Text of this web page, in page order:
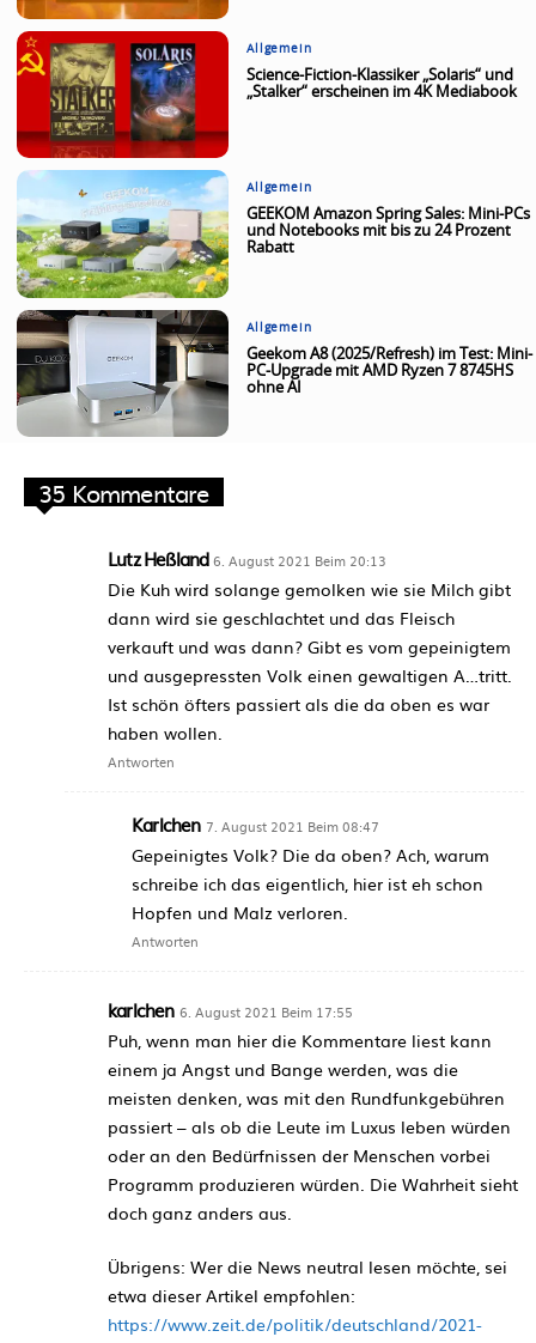
Allgemein
Science-Fiction-Klassiker „Solaris“ und
„Stalker“ erscheinen im 4K Mediabook
Allgemein
GEEKOM Amazon Spring Sales: Mini-PCs
und Notebooks mit bis zu 24 Prozent
Rabatt
Allgemein
Geekom A8 (2025/Refresh) im Test: Mini-
PC-Upgrade mit AMD Ryzen 7 8745HS
ohne AI
35 Kommentare
Lutz Heßland 6. August 2021 Beim 20:13
Die Kuh wird solange gemolken wie sie Milch gibt
dann wird sie geschlachtet und das Fleisch
verkauft und was dann? Gibt es vom gepeinigtem
und ausgepressten Volk einen gewaltigen A…tritt.
Ist schön öfters passiert als die da oben es war
haben wollen.
Antworten
Karlchen 7. August 2021 Beim 08:47
Gepeinigtes Volk? Die da oben? Ach, warum
schreibe ich das eigentlich, hier ist eh schon
Hopfen und Malz verloren.
Antworten
karlchen 6. August 2021 Beim 17:55
Puh, wenn man hier die Kommentare liest kann
einem ja Angst und Bange werden, was die
meisten denken, was mit den Rundfunkgebühren
passiert – als ob die Leute im Luxus leben würden
oder an den Bedürfnissen der Menschen vorbei
Programm produzieren würden. Die Wahrheit sieht
doch ganz anders aus.
Übrigens: Wer die News neutral lesen möchte, sei
etwa dieser Artikel empfohlen:
https://www.zeit.de/politik/deutschland/2021-